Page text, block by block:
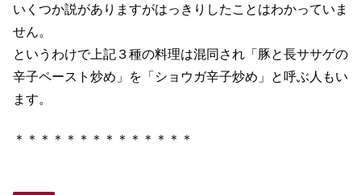
いくつか説がありますがはっきりしたことはわかっていま
せん。
というわけで上記３種の料理は混同され「豚と長ササゲの
辛子ペースト炒め」を「ショウガ辛子炒め」と呼ぶ人もい
ます。
＊＊＊＊＊＊＊＊＊＊＊＊＊＊